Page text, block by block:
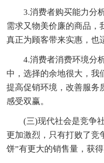
3.消费者购买能力分
需求又物美价廉的商品，
真正为顾客带来实惠，也
4.消费者消费环境分
中，选择的余地很大，我
提高促销环境，改善服务
感受双赢。
(三)现代社会是竞争
更加激烈，只有打败了竞
饼”有更大的销售量，获得